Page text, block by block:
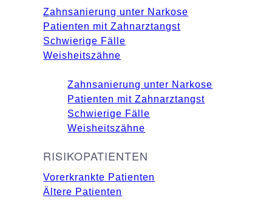
Zahnsanierung unter Narkose
Patienten mit Zahnarztangst
Schwierige Fälle
Weisheitszähne
Zahnsanierung unter Narkose
Patienten mit Zahnarztangst
Schwierige Fälle
Weisheitszähne
RISIKOPATIENTEN
Vorerkrankte Patienten
Ältere Patienten